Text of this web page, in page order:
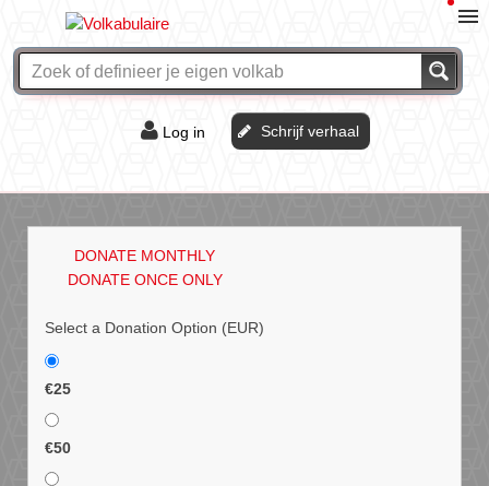
Log in Schrijf verhaal
DONATE MONTHLY
DONATE ONCE ONLY
Select a Donation Option (EUR)
€25
€50